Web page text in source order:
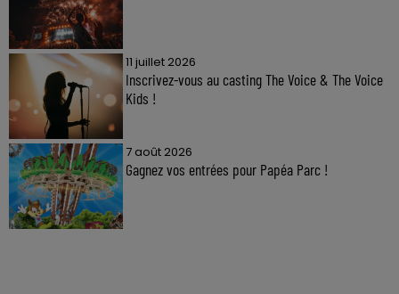
11 juillet 2026
Inscrivez-vous au casting The Voice & The Voice
Kids !
7 août 2026
Gagnez vos entrées pour Papéa Parc !